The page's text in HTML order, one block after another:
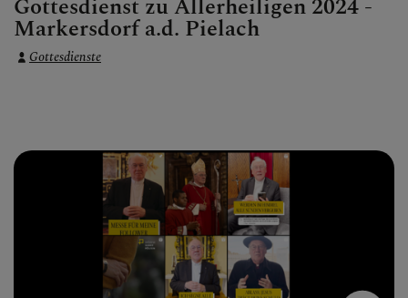
Gottesdienst zu Allerheiligen 2024 -
Markersdorf a.d. Pielach
Gottesdienste